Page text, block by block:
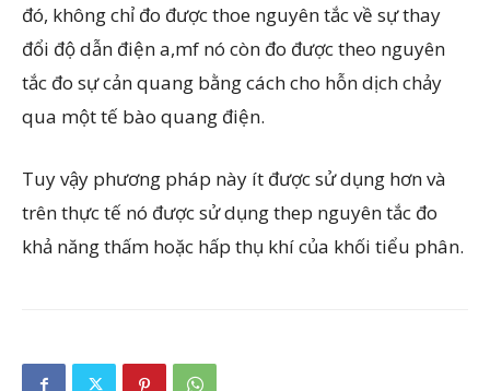
đó, không chỉ đo được thoe nguyên tắc về sự thay
đổi độ dẫn điện a,mf nó còn đo được theo nguyên
tắc đo sự cản quang bằng cách cho hỗn dịch chảy
qua một tế bào quang điện.
Tuy vậy phương pháp này ít được sử dụng hơn và
trên thực tế nó được sử dụng thep nguyên tắc đo
khả năng thấm hoặc hấp thụ khí của khối tiểu phân.